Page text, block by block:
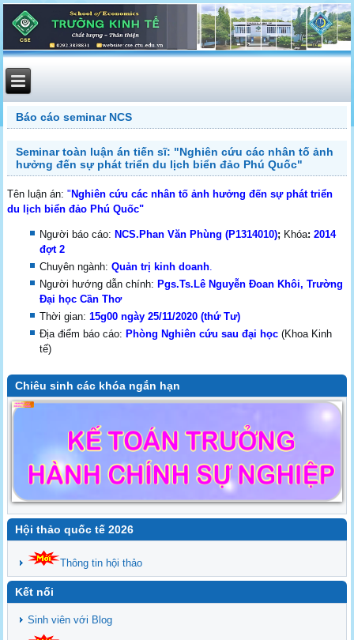
Báo cáo seminar NCS
Seminar toàn luận án tiến sĩ: "Nghiên cứu các nhân tố ảnh
hưởng đến sự phát triển du lịch biển đảo Phú Quốc"
Tên luận án:" Nghiên cứu các nhân tố ảnh hưởng đến sự phát triển
du lịch biển đảo Phú Quốc"
Người báo cáo: NCS.Phan Văn Phùng (P1314010); Khóa: 2014
đợt 2
Chuyên ngành:Quản trị kinh doanh
Người hướng dẫn chính: Pgs.Ts.Lê Nguyễn Đoan Khôi, Trường
Đại học Cần Thơ
Thời gian:15g00 ngày 25/11/2020 (thứ Tư)
Địa điểm báo cáo: Phòng Nghiên cứu sau đại học(Khoa Kinh
tế)
Chiêu sinh các khóa ngắn hạn
Hội thảo quốc tế 2026
Thông tin hội thảo
Kết nối
Sinh viên với Blog